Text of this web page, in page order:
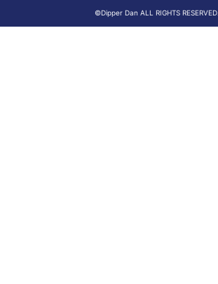
©Dipper Dan ALL RIGHTS RESERVED.